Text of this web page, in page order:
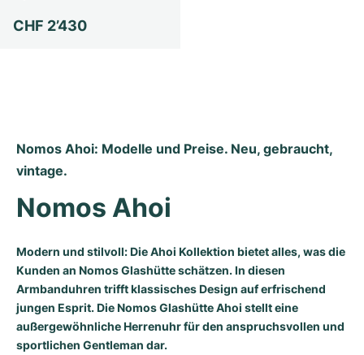
Milgauss
Sea-Dweller
Sky-Dweller
Submariner
Damenuhren
Ronde
Tortue
Baignoire
Ballon Blanc
Roadster
Gebraucht
Professional
Chronospace
Super Avenger
Galactic
Montbrillant
Gebraucht
Formula 1
Portofino
Spitfire
GST
Vintage
Gebraucht
Spirit of Big Bang
CHF 2’430
Nomos Ahoi: Modelle und Preise. Neu, gebraucht,
vintage.
Nomos Ahoi
Modern und stilvoll: Die Ahoi Kollektion bietet alles, was die
Kunden an Nomos Glashütte schätzen. In diesen
Armbanduhren trifft klassisches Design auf erfrischend
jungen Esprit. Die Nomos Glashütte Ahoi stellt eine
außergewöhnliche Herrenuhr für den anspruchsvollen und
sportlichen Gentleman dar.